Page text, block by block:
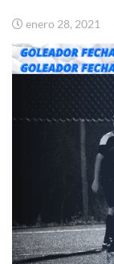
enero 28, 2021